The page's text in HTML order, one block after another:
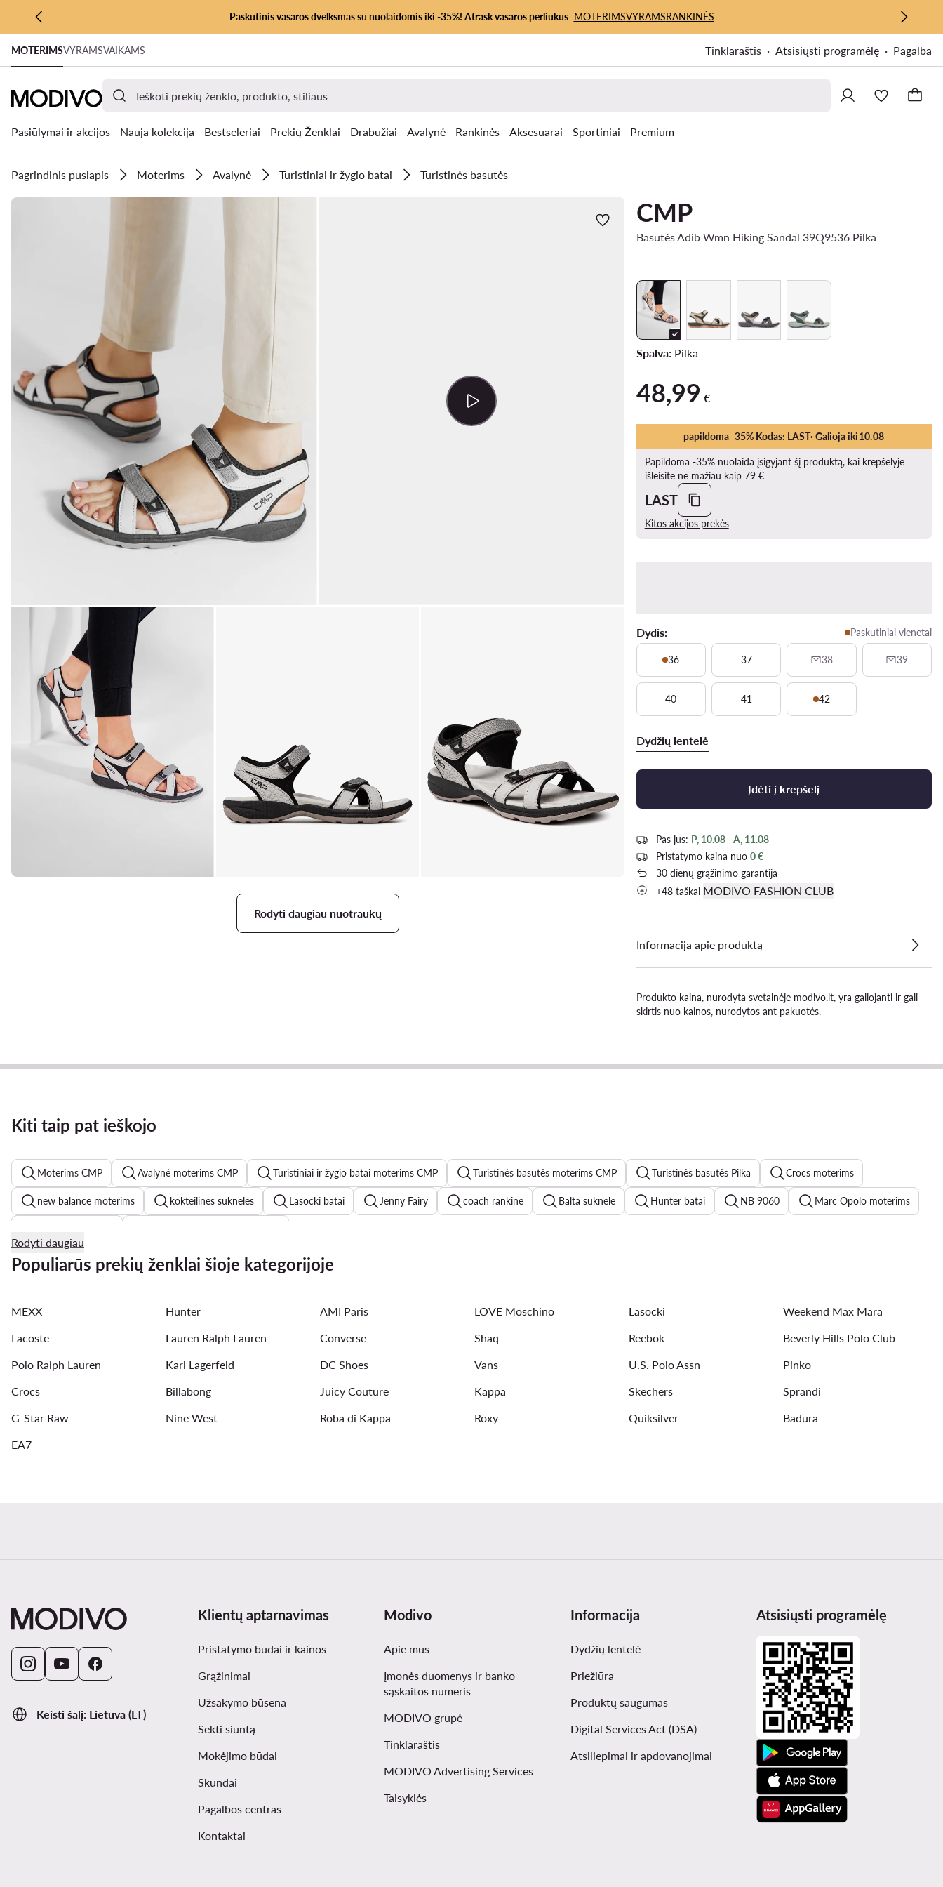
PEREITI PRIE PAGRINDINIO TURINIO
PEREITI Į PAIEŠKĄ
Paskutinis vasaros dvelksmas su nuolaidomis iki -35%! Atrask vasaros perliukus MOTERIMSVYRAMSRANKINĖS
MOTERIMSVYRAMSVAIKAMS Tinklaraštis Atsisiųsti programėlę Pagalba
Pasiūlymai ir akcijos Nauja kolekcija Bestseleriai Prekių Ženklai Drabužiai Avalynė Rankinės Aksesuarai Sportiniai Premium
Pagrindinis puslapis Moterims Avalynė Turistiniai ir žygio batai Turistinės basutės
Rodyti daugiau nuotraukų
CMP
Basutės Adib Wmn Hiking Sandal 39Q9536 Pilka
Spalva:Pilka
48,99 €
48,99 €
papildoma -35% Kodas: LAST· Galioja iki10.08
Papildoma -35% nuolaida įsigyjant šį produktą, kai krepšelyje
išleisite ne mažiau kaip 79 €
LAST
Kitos akcijos prekės
Dydis: Paskutiniai vienetai
36 37 38 39
40 41 42
Dydžių lentelė
Įdėti į krepšelį
Pas jus: P, 10.08 - A, 11.08
Pristatymo kaina nuo 0 €
30 dienų grąžinimo garantija
+48 taškai MODIVO FASHION CLUB
Informacija apie produktą
Produkto kaina, nurodyta svetainėje modivo.lt, yra galiojanti ir gali
skirtis nuo kainos, nurodytos ant pakuotės.
Kiti taip pat ieškojo
Moterims CMP Avalynė moterims CMP Turistiniai ir žygio batai moterims CMP Turistinės basutės moterims CMP Turistinės basutės Pilka Crocs moterims
new balance moterims kokteilines sukneles Lasocki batai Jenny Fairy coach rankine Balta suknele Hunter batai NB 9060 Marc Opolo moterims
vakarines sukneles odinės striukės moterims odines kelnes
braletes maudymosi kostiumeliai
Rodyti daugiau
Populiarūs prekių ženklai šioje kategorijoje
MEXX Hunter AMI Paris LOVE Moschino Lasocki
Weekend Max Mara
Lacoste
Lauren Ralph Lauren Converse Shaq Reebok
Beverly Hills Polo Club
Polo Ralph Lauren
Karl Lagerfeld DC Shoes Vans U.S. Polo Assn
Pinko
Crocs
Billabong Juicy Couture Kappa Skechers
Sprandi
G-Star Raw
Nine West Roba di Kappa Roxy Quiksilver
Badura
EA7
Keisti šalį: Lietuva (LT)
Klientų aptarnavimas
Pristatymo būdai ir kainos
Grąžinimai
Užsakymo būsena
Sekti siuntą
Mokėjimo būdai
Skundai
Pagalbos centras
Kontaktai
Modivo
Apie mus
Įmonės duomenys ir banko
sąskaitos numeris
MODIVO grupė
Tinklaraštis
MODIVO Advertising Services
Taisyklės
Informacija
Dydžių lentelė
Priežiūra
Produktų saugumas
Digital Services Act (DSA)
Atsiliepimai ir apdovanojimai
Atsisiųsti programėlę